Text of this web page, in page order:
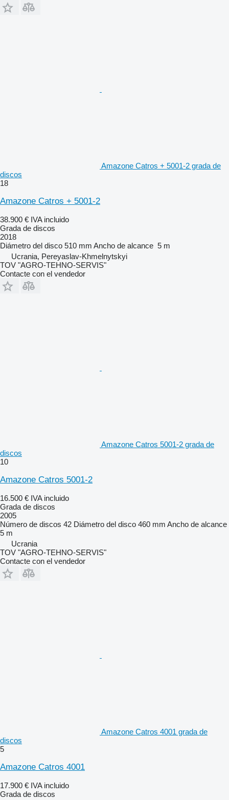
Amazone Catros + 5001-2 grada de
discos
18
Amazone Catros + 5001-2
38.900 € IVA incluido
Grada de discos
2018
Diámetro del disco 510 mm Ancho de alcance 5 m
Ucrania, Pereyaslav-Khmelnytskyi
TOV "AGRO-TEHNO-SERVIS"
Contacte con el vendedor
Amazone Catros 5001-2 grada de
discos
10
Amazone Catros 5001-2
16.500 € IVA incluido
Grada de discos
2005
Número de discos 42 Diámetro del disco 460 mm Ancho de alcance
5 m
Ucrania
TOV "AGRO-TEHNO-SERVIS"
Contacte con el vendedor
Amazone Catros 4001 grada de
discos
5
Amazone Catros 4001
17.900 € IVA incluido
Grada de discos